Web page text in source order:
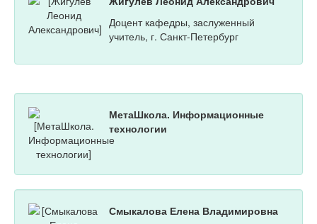
Доцент кафедры, заслуженный
учитель, г. Санкт-Петербург
МетаШкола. Информационные
технологии
Смыкалова Елена Владимировна